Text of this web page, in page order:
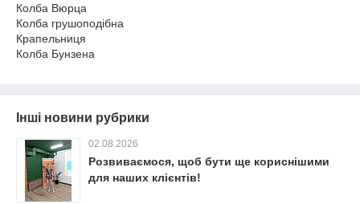
Колба Вюрца
Колба грушоподібна
Крапельниця
Колба Бунзена
Інші новини рубрики
02.08.2026
Розвиваємося, щоб бути ще кориснішими
для наших клієнтів!